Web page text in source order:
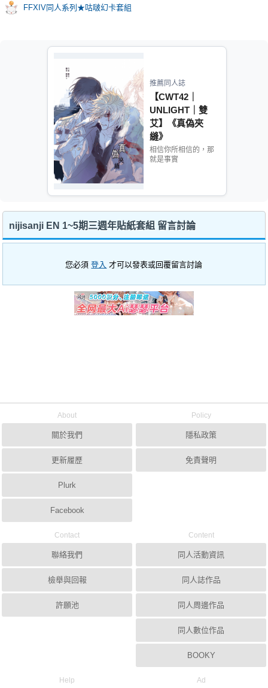
FFXIV同人系列★咕啵幻卡套組
推薦同人誌
【CWT42｜
UNLIGHT｜雙
艾】《真偽夾
縫》
相信你所相信的，那
就是事實
nijisanji EN 1~5期三週年貼紙套組 留言討論
您必須登入 才可以發表或回覆留言討論
About
關於我們
更新履歷
Plurk
Facebook
Policy
隱私政策
免責聲明
Contact
聯絡我們
檢舉與回報
許願池
Content
同人活動資訊
同人誌作品
同人周邊作品
同人數位作品
BOOKY
Help Ad